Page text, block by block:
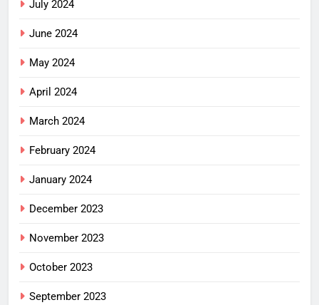
July 2024
June 2024
May 2024
April 2024
March 2024
February 2024
January 2024
December 2023
November 2023
October 2023
September 2023